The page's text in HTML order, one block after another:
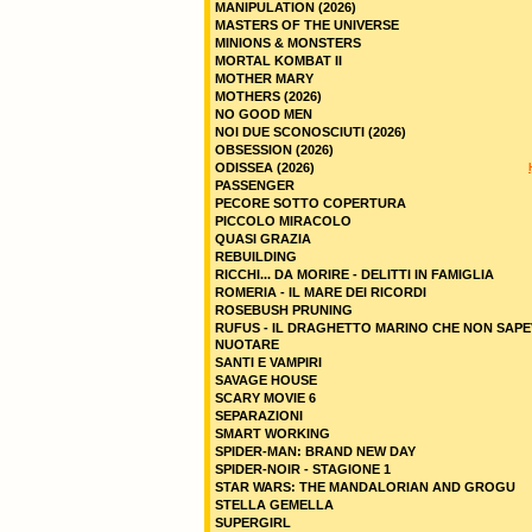
MANIPULATION (2026)
MASTERS OF THE UNIVERSE
MINIONS & MONSTERS
MORTAL KOMBAT II
MOTHER MARY
MOTHERS (2026)
NO GOOD MEN
NOI DUE SCONOSCIUTI (2026)
OBSESSION (2026)
ODISSEA (2026)
PASSENGER
PECORE SOTTO COPERTURA
PICCOLO MIRACOLO
QUASI GRAZIA
REBUILDING
RICCHI... DA MORIRE - DELITTI IN FAMIGLIA
ROMERIA - IL MARE DEI RICORDI
ROSEBUSH PRUNING
RUFUS - IL DRAGHETTO MARINO CHE NON
NUOTARE
SANTI E VAMPIRI
SAVAGE HOUSE
SCARY MOVIE 6
SEPARAZIONI
SMART WORKING
SPIDER-MAN: BRAND NEW DAY
SPIDER-NOIR - STAGIONE 1
STAR WARS: THE MANDALORIAN AND GROGU
STELLA GEMELLA
SUPERGIRL